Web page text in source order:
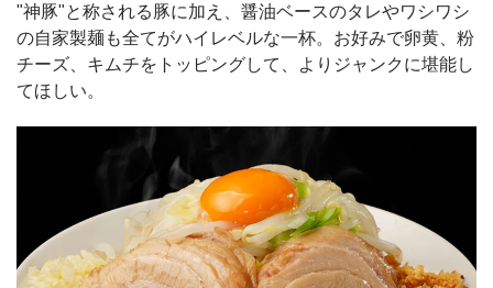
"神豚"と称される豚に加え、醤油ベースのタレやワシワシ
の自家製麺も全てがハイレベルな一杯。お好みで卵黄、粉
チーズ、キムチをトッピングして、よりジャンクに堪能し
てほしい。